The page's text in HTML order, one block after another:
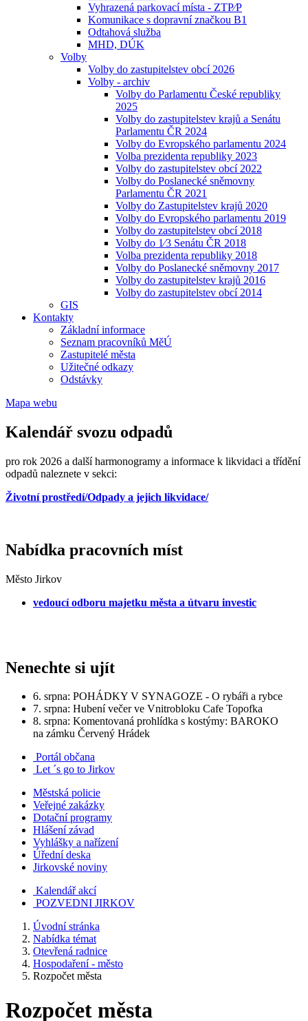
Vyhrazená parkovací místa - ZTP⁄P
Komunikace s dopravní značkou B1
Odtahová služba
MHD, DÚK
Volby
Volby do zastupitelstev obcí 2026
Volby - archiv
Volby do Parlamentu České republiky
2025
Volby do zastupitelstev krajů a Senátu
Parlamentu ČR 2024
Volby do Evropského parlamentu 2024
Volba prezidenta republiky 2023
Volby do zastupitelstev obcí 2022
Volby do Poslanecké sněmovny
Parlamentu ČR 2021
Volby do Zastupitelstev krajů 2020
Volby do Evropského parlamentu 2019
Volby do zastupitelstev obcí 2018
Volby do 1⁄3 Senátu ČR 2018
Volba prezidenta republiky 2018
Volby do Poslanecké sněmovny 2017
Volby do zastupitelstev krajů 2016
Volby do zastupitelstev obcí 2014
GIS
Kontakty
Základní informace
Seznam pracovníků MěÚ
Zastupitelé města
Užitečné odkazy
Odstávky
Mapa webu
Kalendář svozu odpadů
pro rok 2026 a další harmonogramy a informace k likvidaci a třídění
odpadů naleznete v sekci:
Životní prostředí/Odpady a jejich likvidace/
Nabídka pracovních míst
Město Jirkov
vedoucí odboru majetku města a útvaru investic
Nenechte si ujít
6. srpna: POHÁDKY V SYNAGOZE - O rybáři a rybce
7. srpna: Hubení večer ve Vnitrobloku Cafe Topofka
8. srpna: Komentovaná prohlídka s kostýmy: BAROKO
na zámku Červený Hrádek
Portál občana
Let ´s go to Jirkov
Městská policie
Veřejné zakázky
Dotační programy
Hlášení závad
Vyhlášky a nařízení
Úřední deska
Jirkovské noviny
Kalendář akcí
POZVEDNI JIRKOV
Úvodní stránka
Nabídka témat
Otevřená radnice
Hospodaření - město
Rozpočet města
Rozpočet města